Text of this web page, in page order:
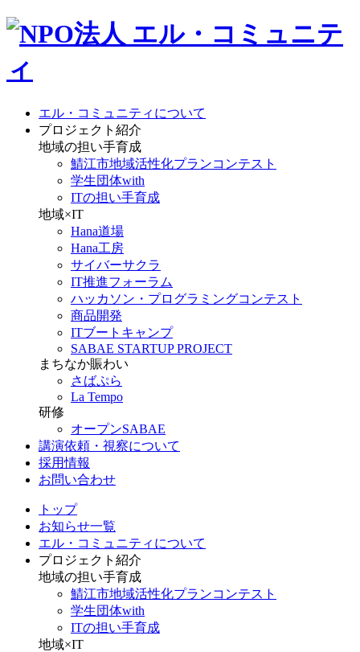
エル・コミュニティについて
プロジェクト紹介
地域の担い手育成
鯖江市地域活性化プランコンテスト
学生団体with
ITの担い手育成
地域×IT
Hana道場
Hana工房
サイバーサクラ
IT推進フォーラム
ハッカソン・プログラミングコンテスト
商品開発
ITブートキャンプ
SABAE STARTUP PROJECT
まちなか賑わい
さばぷら
La Tempo
研修
オープンSABAE
講演依頼・視察について
採用情報
お問い合わせ
トップ
お知らせ一覧
エル・コミュニティについて
プロジェクト紹介
地域の担い手育成
鯖江市地域活性化プランコンテスト
学生団体with
ITの担い手育成
地域×IT